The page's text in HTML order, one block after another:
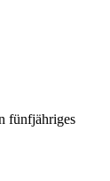
fünfjähriges